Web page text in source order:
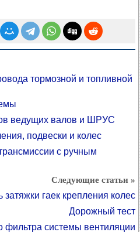
тормозной и топливной
ведущих валов и ШРУС
подвески и колес
с ручным
Следующие статьи »
затяжки гаек крепления колес
Дорожный тест
системы вентиляции